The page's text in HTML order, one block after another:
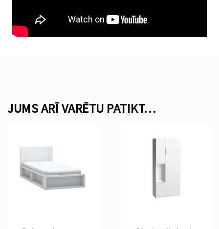
JUMS ARĪ VARĒTU PATIKT…